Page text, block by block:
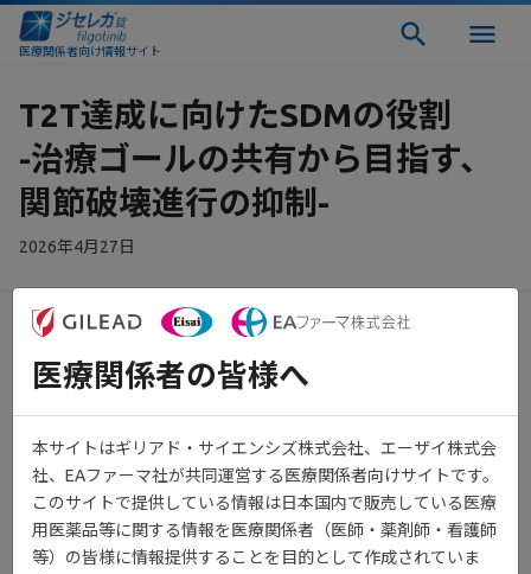
医療関係者向け情報サイト
T2T達成に向けたSDMの役割
-治療ゴールの共有から目指す、
関節破壊進行の抑制-
2026年4月27日
RA治療は、将来の関節破壊を防ぐためにT2Tに基づいて寛解を目
1)
患者さんで共有されず、その場合には約3人に1人が治療に不満を
感じていたという実態も報告されています。T2T達成に向けた
SDMの役割-治療ゴールの共有から目指す、関節破壊進行の抑制-
について、慶應義塾大学医学部 リウマチ・膠原病内科 教授 金子
祐子先生に解説していただきました。 ​
医療関係者の皆様へ
本サイトはギリアド・サイエンシズ株式会社、エーザイ株式会
社、EAファーマ社が共同運営する医療関係者向けサイトです。
このサイトで提供している情報は日本国内で販売している医療
用医薬品等に関する情報を医療関係者（医師・薬剤師・看護師
等）の皆様に情報提供することを目的として作成されていま